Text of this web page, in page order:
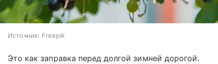
Источник: Freepik
Это как заправка перед долгой зимней дорогой.